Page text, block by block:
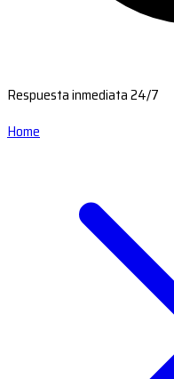
Respuesta inmediata 24/7
Home